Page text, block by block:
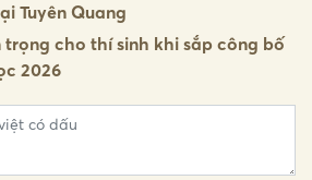
Tuyên Quang
cho thí sinh khi sắp công bố
2026